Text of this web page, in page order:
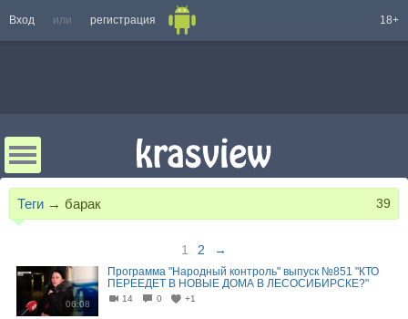
Вход или регистрация 18+
Теги → барак 39
1 2 →
06:08
Программа "Народный контроль" выпуск №851 "КТО
ПЕРЕЕДЕТ В НОВЫЕ ДОМА В ЛЕСОСИБИРСКЕ?"
14 0 +1